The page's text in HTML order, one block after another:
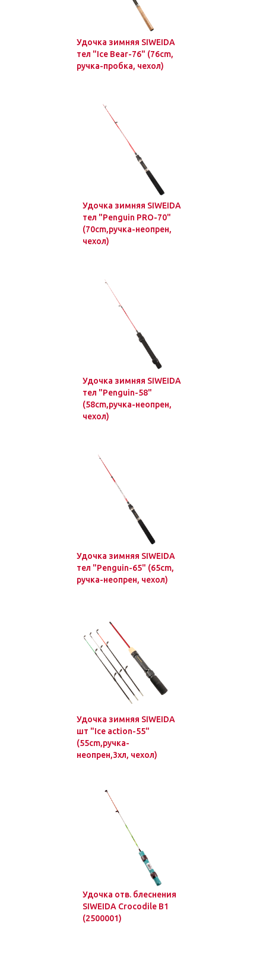
Удочка зимняя SIWEIDA
тел "Ice Bear-76" (76cm,
ручка-пробка, чехол)
Удочка зимняя SIWEIDA
тел "Penguin PRO-70"
(70cm,ручка-неопрен,
чехол)
Удочка зимняя SIWEIDA
тел "Penguin-58"
(58cm,ручка-неопрен,
чехол)
Удочка зимняя SIWEIDA
тел "Penguin-65" (65cm,
ручка-неопрен, чехол)
Удочка зимняя SIWEIDA
шт "Ice action-55"
(55cm,ручка-
неопрен,3хл, чехол)
Удочка отв. блеснения
SIWEIDA Crocodile B1
(2500001)